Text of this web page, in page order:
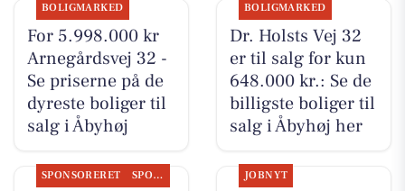
BOLIGMARKED
For 5.998.000 kr
Arnegårdsvej 32 -
Se priserne på de
dyreste boliger til
salg i Åbyhøj
BOLIGMARKED
Dr. Holsts Vej 32
er til salg for kun
648.000 kr.: Se de
billigste boliger til
salg i Åbyhøj her
SPONSORERET SPONSORERET INDHOLD JOBNYT